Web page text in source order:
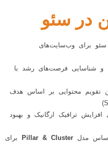
در سئو
برای وب‌سایت‌های
و شناسایی فرصت‌های رشد با
تقویم محتوایی بر اساس هدف
ترافیک ارگانیک و بهبود
مدلPillar & Clusterبرای